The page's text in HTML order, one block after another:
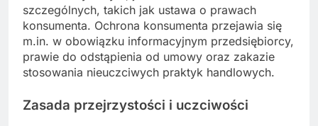
szczególnych, takich jak ustawa o prawach
konsumenta. Ochrona konsumenta przejawia się
m.in. w obowiązku informacyjnym przedsiębiorcy,
prawie do odstąpienia od umowy oraz zakazie
stosowania nieuczciwych praktyk handlowych.
Zasada przejrzystości i uczciwości